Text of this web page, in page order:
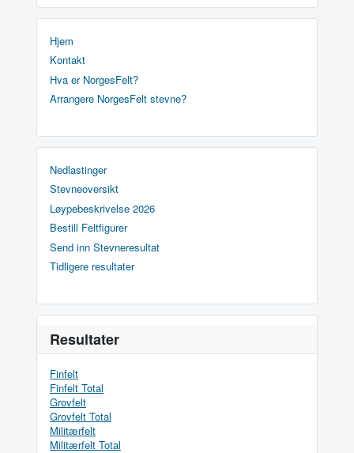
Hjem
Kontakt
Hva er NorgesFelt?
Arrangere NorgesFelt stevne?
Nedlastinger
Stevneoversikt
Løypebeskrivelse 2026
Bestill Feltfigurer
Send inn Stevneresultat
Tidligere resultater
Resultater
Finfelt
Finfelt Total
Grovfelt
Grovfelt Total
Militærfelt
Militærfelt Total